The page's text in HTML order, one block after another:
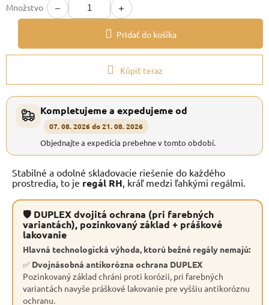
Množstvo − +
Pridať do košíka
Kúpiť teraz
Kompletujeme a expedujeme od
07. 08. 2026 do 21. 08. 2026
Objednajte a expedícia prebehne v tomto období.
Stabilné a odolné skladovacie riešenie do každého
prostredia, to je regál RH , kráľ medzi ľahkými regálmi.
🛡 DUPLEX dvojitá ochrana (pri farebných
variantách), pozinkovaný základ + práškové
lakovanie
Hlavná technologická výhoda, ktorú bežné regály nemajú:
✅ Dvojnásobná antikorózna ochrana DUPLEX
Pozinkovaný základ chráni proti korózii, pri farebných
variantách navyše práškové lakovanie pre vyššiu antikoróznu
ochranu.